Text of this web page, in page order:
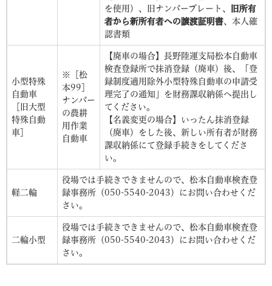
を使用）、旧ナンバープレート、
旧所有
者から新所有者への譲渡証明書、本人確
認書類
小型特殊
自動車
［旧大型
特殊自動
車］
※［松
本99］
ナンバー
の農耕
用作業
自動車
【廃車の場合】長野陸運支局松本自動車
検査登録所で抹消登録（廃車）後、「登
録制度適用除外小型特殊自動車の申請受
理完了の通知」を財務課収納係へ提出し
てください。
【名義変更の場合】いったん抹消登録
（廃車）をした後、新しい所有者が財務
課収納係にて登録手続きをしてくださ
い。
軽二輪
役場では手続きできませんので、松本自動車検査登
録事務所（050-5540-2043）にお問い合わせくだ
さい。
二輪小型
役場では手続きできませんので、松本自動車検査登
録事務所（050-5540-2043）にお問い合わせくだ
さい。